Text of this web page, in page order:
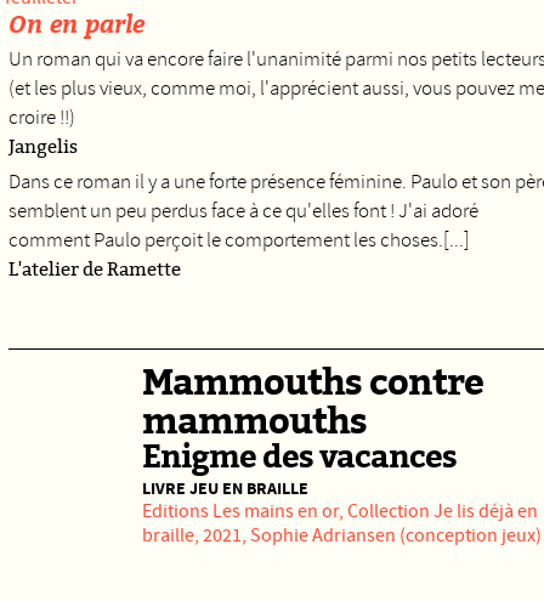
On en parle
Un roman qui va encore faire l'unanimité parmi nos petits
(et les plus vieux, comme moi, l'apprécient aussi, vous pouvez me
croire !!)
Jangelis
Dans ce roman il y a une forte présence féminine. Paulo et son
semblent un peu perdus face à ce qu'elles font ! J'ai adoré
comment Paulo perçoit le comportement les choses.[...]
L'atelier de Ramette
Mammouths contre
mammouths
Enigme des vacances
LIVRE JEU EN BRAILLE
Editions Les mains en or, Collection Je lis déjà en
braille, 2021, Sophie Adriansen (conception jeux)